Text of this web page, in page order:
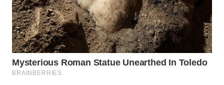
SUMEDANG
WN
CIANJUR
WN